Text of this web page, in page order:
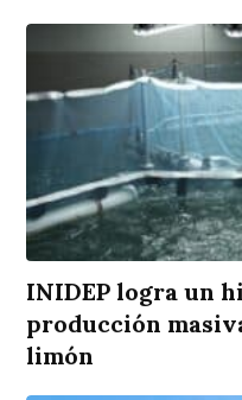
INIDEP logra un
producción
limón